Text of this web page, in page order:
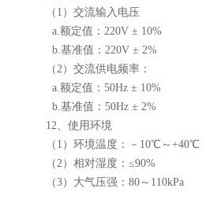
（1）交流输入电压
a.额定值：220V ± 10%
b.基准值：220V ± 2%
（2）交流供电频率：
a.额定值：50Hz ± 10%
b.基准值：50Hz ± 2%
12、使用环境
（1）环境温度：－10℃～+40℃
（2）相对湿度：≤90%
（3）大气压强：80～110kPa